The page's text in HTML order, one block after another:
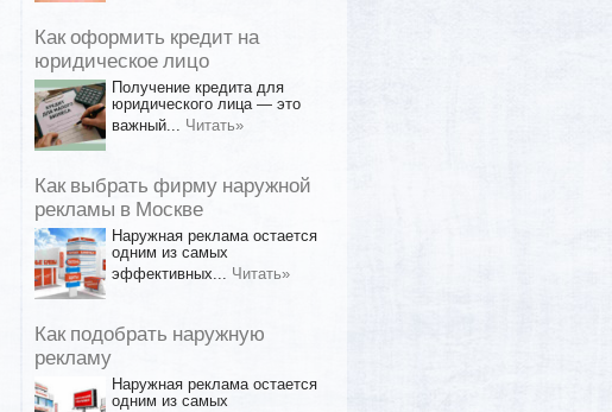
Как оформить кредит на
юридическое лицо
Получение кредита для
юридического лица — это
важный... Читать»
Как выбрать фирму наружной
рекламы в Москве
Наружная реклама остается
одним из самых
эффективных... Читать»
Как подобрать наружную
рекламу
Наружная реклама остается
одним из самых